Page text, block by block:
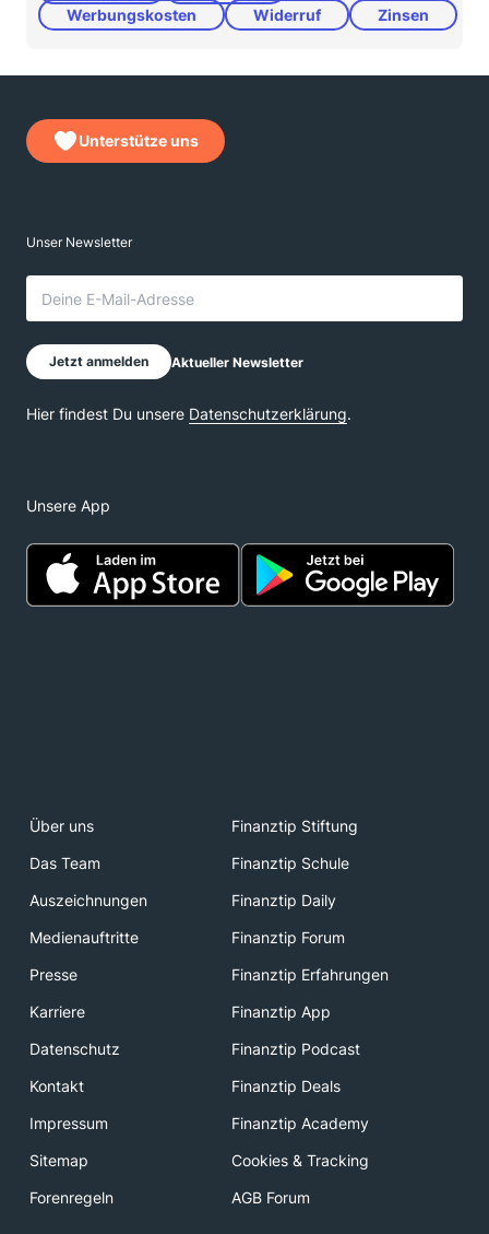
Werbungskosten
Widerruf Zinsen
Unterstütze uns
Unsere App
Über uns
Finanztip Stiftung
Das Team
Finanztip Schule
Auszeichnungen
Finanztip Daily
Medienauftritte
Finanztip Forum
Presse
Finanztip Erfahrungen
Karriere
Finanztip App
Datenschutz
Finanztip Podcast
Kontakt
Finanztip Deals
Impressum
Finanztip Academy
Sitemap
Cookies & Tracking
Forenregeln
AGB Forum